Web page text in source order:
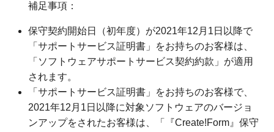
補足事項：
保守契約開始日（初年度）が2021年12月1日以降で
「サポートサービス証明書」をお持ちのお客様は、
「ソフトウェアサポートサービス契約約款」が適用
されます。
「サポートサービス証明書」をお持ちのお客様で、
2021年12月1日以降に対象ソフトウェアのバージョ
ンアップをされたお客様は、「
『Create!Form』保守